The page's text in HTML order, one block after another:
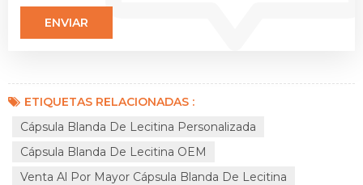
ETIQUETAS RELACIONADAS :
Cápsula Blanda De Lecitina Personalizada
Cápsula Blanda De Lecitina OEM
Venta Al Por Mayor Cápsula Blanda De Lecitina